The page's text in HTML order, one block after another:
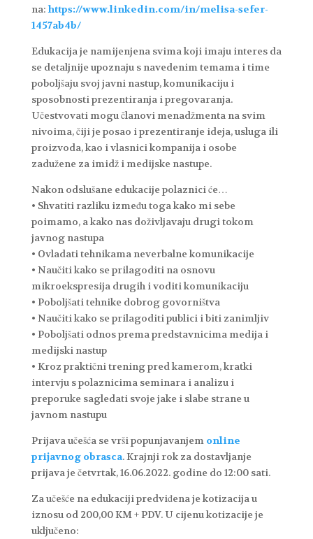
na:https://www.linkedin.com/in/melisa-sefer-
1457ab4b/
Edukacija je namijenjena svima koji imaju interes da
se detaljnije upoznaju s navedenim temama i time
poboljšaju svoj javni nastup, komunikaciju i
sposobnosti prezentiranja i pregovaranja.
Učestvovati mogu članovi menadžmenta na svim
nivoima, čiji je posao i prezentiranje ideja, usluga ili
proizvoda, kao i vlasnici kompanija i osobe
zadužene za imidž i medijske nastupe.
Nakon odslušane edukacije polaznici će…
• Shvatiti razliku između toga kako mi sebe
poimamo, a kako nas doživljavaju drugi tokom
javnog nastupa
• Ovladati tehnikama neverbalne komunikacije
• Naučiti kako se prilagoditi na osnovu
mikroekspresija drugih i voditi komunikaciju
• Poboljšati tehnike dobrog govorništva
• Naučiti kako se prilagoditi publici i biti zanimljiv
• Poboljšati odnos prema predstavnicima medija i
medijski nastup
• Kroz praktični trening pred kamerom, kratki
intervju s polaznicima seminara i analizu i
preporuke sagledati svoje jake i slabe strane u
javnom nastupu
Prijava učešća se vrši popunjavanjem online
prijavnog obrasca. Krajnji rok za dostavljanje
prijava je četvrtak, 16.06.2022. godine do 12:00 sati.
Za učešće na edukaciji predviđena je kotizacija u
iznosu od 200,00 KM + PDV. U cijenu kotizacije je
uključeno: